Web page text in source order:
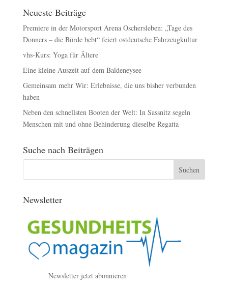
Neueste Beiträge
Premiere in der Motorsport Arena Oschersleben: „Tage des
Donners – die Börde bebt“ feiert ostdeutsche Fahrzeugkultur
vhs-Kurs: Yoga für Ältere
Eine kleine Auszeit auf dem Baldeneysee
Gemeinsam mehr Wir: Erlebnisse, die uns bisher verbunden
haben
Neben den schnellsten Booten der Welt: In Sassnitz segeln
Menschen mit und ohne Behinderung dieselbe Regatta
Suche nach Beiträgen
Newsletter
Newsletter jetzt abonnieren